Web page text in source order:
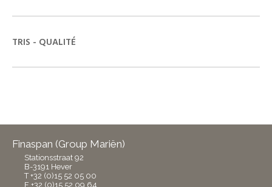
TRIS - QUALITÉ
Finaspan (Group Mariën)
Stationsstraat 92
B-3191 Hever
T +32 (0)15 52 05 00
F +32 (0)15 52 09 64